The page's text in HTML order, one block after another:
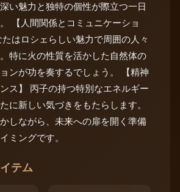
い魅力と独特の個性が際立つ一日
【人間関係とコミュニケーショ
はロシェらしい魅力で周囲の人々
特に火の性質を活かした自然体の
ンが功を奏するでしょう。 【精神
ス】 丙子の持つ特別なエネルギー
に新しい気づきをもたらします。
しながら、未来への扉を開く準備
ミングです。
テム